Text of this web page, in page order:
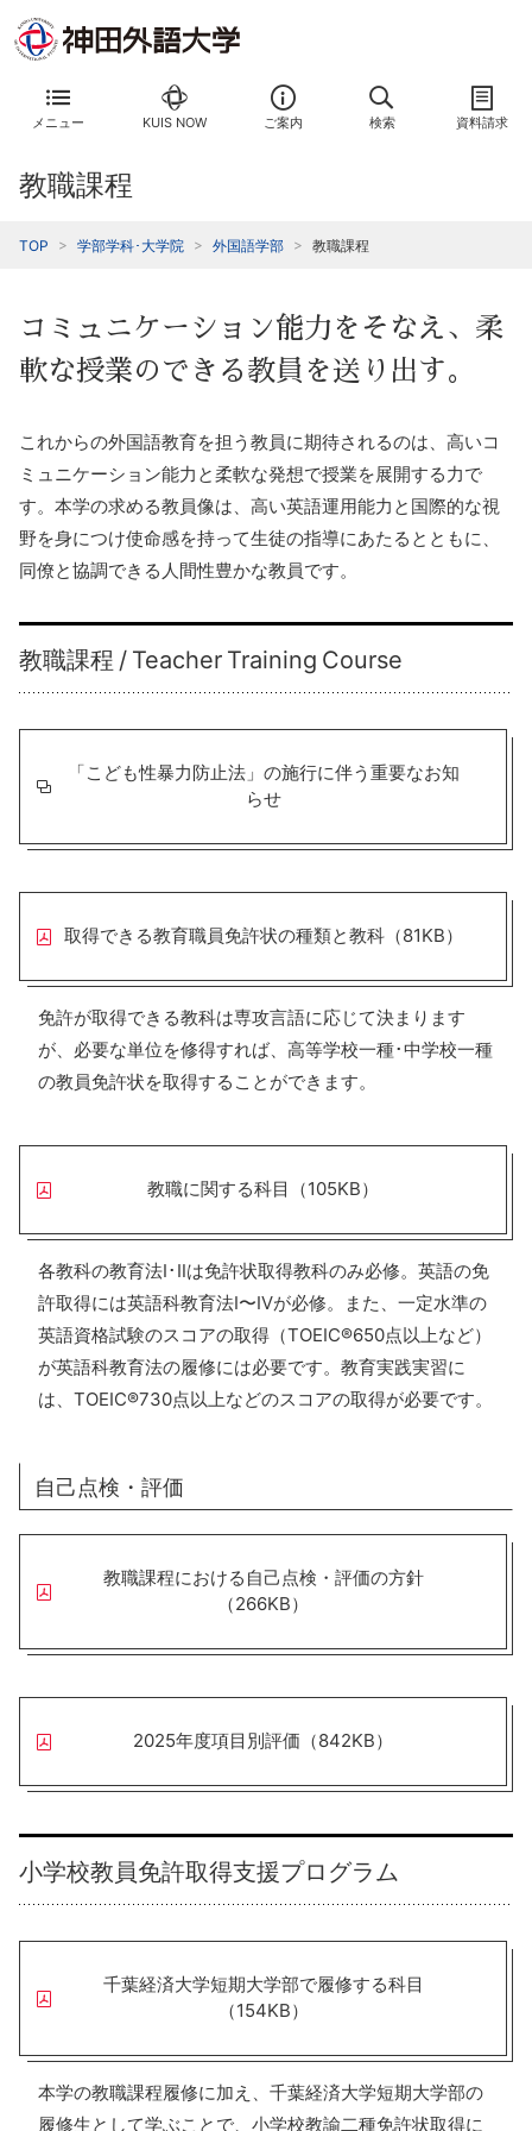
メニュー KUIS NOW ご案内 検索 資料請求
教職課程
TOP 学部学科･大学院 外国語学部 教職課程
コミュニケーション能力をそなえ、柔
軟な授業のできる教員を送り出す。
これからの外国語教育を担う教員に期待されるのは、高いコ
ミュニケーション能力と柔軟な発想で授業を展開する力で
す。本学の求める教員像は、高い英語運用能力と国際的な視
野を身につけ使命感を持って生徒の指導にあたるとともに、
同僚と協調できる人間性豊かな教員です。
教職課程 / Teacher Training Course
「こども性暴力防止法」の施行に伴う重要なお知
らせ
取得できる教育職員免許状の種類と教科（81KB）
免許が取得できる教科は専攻言語に応じて決まります
が、必要な単位を修得すれば、高等学校一種･中学校一種
の教員免許状を取得することができます。
教職に関する科目（105KB）
各教科の教育法Ⅰ･Ⅱは免許状取得教科のみ必修。英語の免
許取得には英語科教育法Ⅰ〜Ⅳが必修。また、一定水準の
英語資格試験のスコアの取得（TOEIC®650点以上など）
が英語科教育法の履修には必要です。教育実践実習に
は、TOEIC®730点以上などのスコアの取得が必要です。
自己点検・評価
教職課程における自己点検・評価の方針
（266KB）
2025年度項目別評価（842KB）
小学校教員免許取得支援プログラム
千葉経済大学短期大学部で履修する科目
（154KB）
本学の教職課程履修に加え、千葉経済大学短期大学部の
履修生として学ぶことで、小学校教諭二種免許状取得に